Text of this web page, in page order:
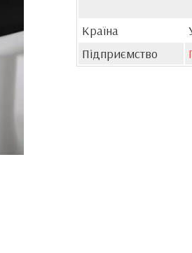
Країна
Підприємство